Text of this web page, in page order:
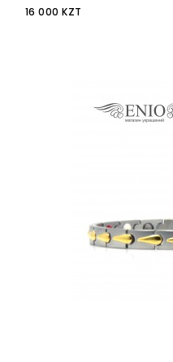
16 000 KZT